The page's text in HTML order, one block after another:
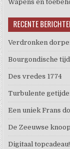
Wapens en
RECENTE
Verdronken
Bourgondische
Des vredes 1774
Turbulente
Een uniek Frans
De Zeeuwse
Digitaal topcadeau!